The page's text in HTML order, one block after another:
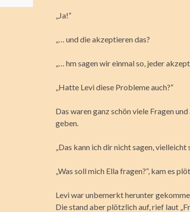
„Ja!“
„… und die akzeptieren das?
„… hm sagen wir einmal so, jeder
„Hatte Levi diese Probleme auch?“
Das waren ganz schön viele Fragen
geben.
„Das kann ich dir nicht sagen,
„Was soll mich Ella fragen?“, kam es
Levi war unbemerkt herunter
Die stand aber plötzlich auf, rief laut